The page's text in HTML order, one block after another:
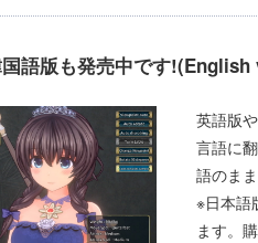
語版も発売中です
英語版
言語に
語のま
※日本語
ます。